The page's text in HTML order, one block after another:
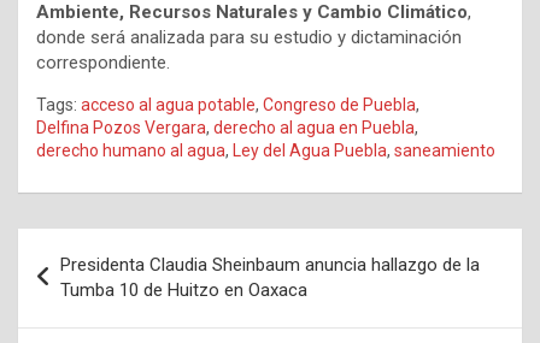
Ambiente, Recursos Naturales y Cambio Climático,
donde será analizada para su estudio y dictaminación
correspondiente.
Tags: acceso al agua potable, Congreso de Puebla,
Delfina Pozos Vergara, derecho al agua en Puebla,
derecho humano al agua, Ley del Agua Puebla, saneamiento
de
entradas
Presidenta Claudia Sheinbaum anuncia hallazgo de la
Tumba 10 de Huitzo en Oaxaca